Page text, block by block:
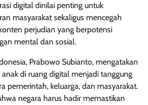
digital dinilai penting untuk
masyarakat sekaligus mencegah
perjudian yang berpotensi
mental dan sosial.
Prabowo Subianto, mengatakan
di ruang digital menjadi tanggung
pemerintah, keluarga, dan masyarakat.
negara harus hadir memastikan